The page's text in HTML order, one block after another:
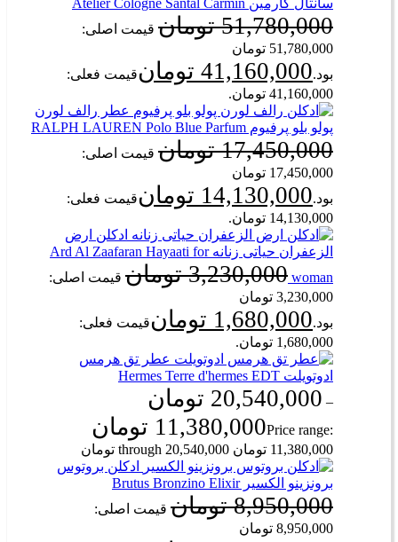
سانتال کارمین Atelier Cologne Santal Carmin
51,780,000 تومان قیمت اصلی:
51,780,000 تومان
بود.41,160,000 تومانقیمت فعلی:
41,160,000 تومان.
عطر رالف لورن
پولو بلو پرفیوم RALPH LAUREN Polo Blue Parfum
17,450,000 تومان قیمت اصلی:
17,450,000 تومان
بود.14,130,000 تومانقیمت فعلی:
14,130,000 تومان.
ادکلن ارض
الزعفران حیاتی زنانه Ard Al Zaafaran Hayaati for
woman
3,230,000 تومان قیمت اصلی:
3,230,000 تومان
بود.1,680,000 تومانقیمت فعلی:
1,680,000 تومان.
عطر تق هرمس
ادوتویلت Hermes Terre d'hermes EDT
20,540,000 تومان –
11,380,000 تومان
Price range:
11,380,000 تومان through 20,540,000 تومان
ادکلن بروتوس
برونزینو الکسیر Brutus Bronzino Elixir
8,950,000 تومان قیمت اصلی:
8,950,000 تومان